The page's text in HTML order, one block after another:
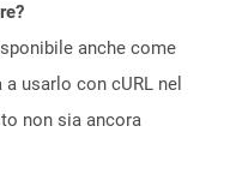
anche come
usarlo con cURL nel
non sia ancora